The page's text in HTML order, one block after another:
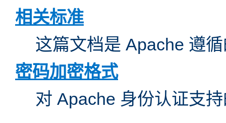
相关标准
这篇文档是 Apache 遵
密码加密格式
对 Apache 身份认证支